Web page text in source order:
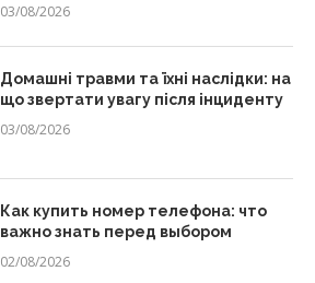
03/08/2026
Домашні травми та їхні наслідки: на
що звертати увагу після інциденту
03/08/2026
Как купить номер телефона: что
важно знать перед выбором
02/08/2026